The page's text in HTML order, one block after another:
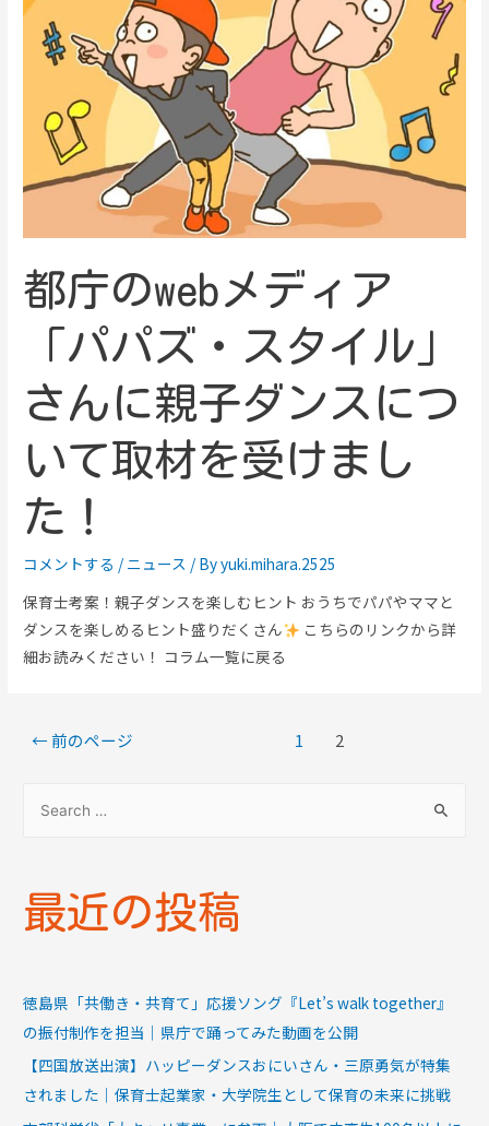
都庁のwebメディア
「パパズ・スタイル」
さんに親子ダンスにつ
いて取材を受けまし
た！
コメントする / ニュース / Byyuki.mihara.2525
保育士考案！親子ダンスを楽しむヒント おうちでパパやママと
ダンスを楽しめるヒント盛りだくさん
こちらのリンクから詳
細お読みください！ コラム一覧に戻る
← 前のページ 1 2
最近の投稿
徳島県「共働き・共育て」応援ソング『Let’s walk together』
の振付制作を担当｜県庁で踊ってみた動画を公開
【四国放送出演】ハッピーダンスおにいさん・三原勇気が特集
されました｜保育士起業家・大学院生として保育の未来に挑戦